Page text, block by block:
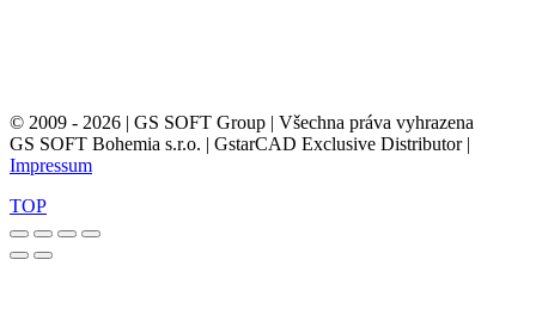
© 2009 - 2026 | GS SOFT Group | Všechna práva vyhrazena
GS SOFT Bohemia s.r.o. | GstarCAD Exclusive Distributor |
Impressum
TOP